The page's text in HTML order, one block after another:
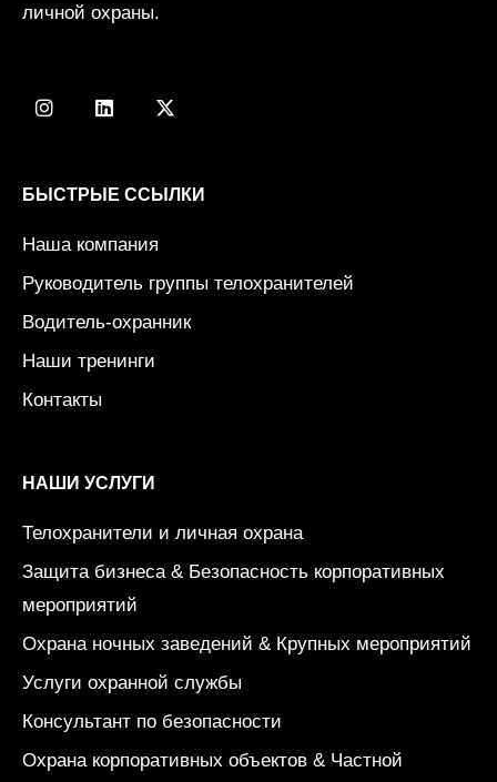
личной охраны.
I
n
g
m
L
i
d
-
t
БЫСТРЫЕ ССЫЛКИ
Наша компания
Руководитель группы телохранителей
Водитель-охранник
Наши тренинги
Контакты
НАШИ УСЛУГИ
Телохранители и личная охрана
Защита бизнеса & Безопасность корпоративных
мероприятий
Охрана ночных заведений & Крупных мероприятий
Услуги охранной службы
Консультант по безопасности
Охрана корпоративных объектов & Частной